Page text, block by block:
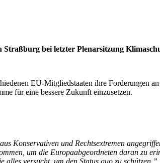
bei letzter Plenarsitzung
EU-Mitgliedstaaten ihre Forderungen
für eine bessere Zukunft einzusetzen.
Konservativen und Rechtsextremen
um die Europaabgeordneten daran zu
versucht, um den Status quo zu schützen.”